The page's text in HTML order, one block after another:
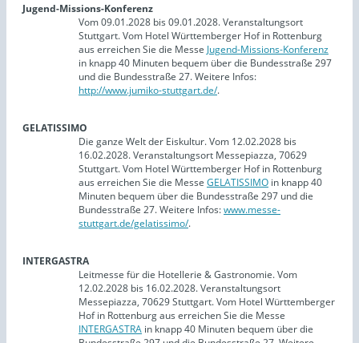
Jugend-Missions-Konferenz
Vom 09.01.2028 bis 09.01.2028. Veranstaltungsort
Stuttgart. Vom Hotel Württemberger Hof in Rottenburg
aus erreichen Sie die Messe Jugend-Missions-Konferenz
in knapp 40 Minuten bequem über die Bundesstraße 297
und die Bundesstraße 27. Weitere Infos:
http://www.jumiko-stuttgart.de/.
GELATISSIMO
Die ganze Welt der Eiskultur. Vom 12.02.2028 bis
16.02.2028. Veranstaltungsort Messepiazza, 70629
Stuttgart. Vom Hotel Württemberger Hof in Rottenburg
aus erreichen Sie die Messe GELATISSIMO in knapp 40
Minuten bequem über die Bundesstraße 297 und die
Bundesstraße 27. Weitere Infos:www.messe-
stuttgart.de/gelatissimo/.
INTERGASTRA
Leitmesse für die Hotellerie & Gastronomie. Vom
12.02.2028 bis 16.02.2028. Veranstaltungsort
Messepiazza, 70629 Stuttgart. Vom Hotel Württemberger
Hof in Rottenburg aus erreichen Sie die Messe
INTERGASTRA in knapp 40 Minuten bequem über die